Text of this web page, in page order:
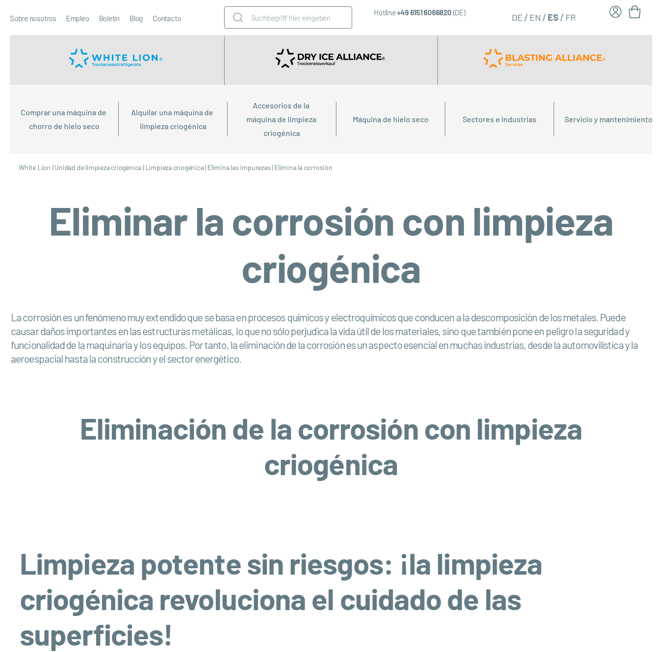
Sobre nosotros Empleo Boletín Blog Contacto
Hotline+49 6151 6066820 (DE) DE EN ES FR
Comprar una máquina de
chorro de hielo seco
Alquilar una máquina de
limpieza criogénica
Accesorios de la
máquina de limpieza
criogénica
Máquina de hielo seco Sectores e industrias Servicio y mantenimiento
White Lion |Unidad de limpieza criogénica| Limpieza criogénica| Elimina las impurezas| Elimina la corrosión
Eliminar la corrosión con limpieza
criogénica
La corrosión es un fenómeno muy extendido que se basa en procesos químicos y electroquímicos que conducen a la descomposición de los metales. Puede
causar daños importantes en las estructuras metálicas, lo que no sólo perjudica la vida útil de los materiales, sino que también pone en peligro la seguridad y
funcionalidad de la maquinaria y los equipos. Por tanto, la eliminación de la corrosión es un aspecto esencial en muchas industrias, desde la automovilística y la
aeroespacial hasta la construcción y el sector energético.
Eliminación de la corrosión con limpieza
criogénica
Limpieza potente sin riesgos: ¡la limpieza
criogénica revoluciona el cuidado de las
superficies!